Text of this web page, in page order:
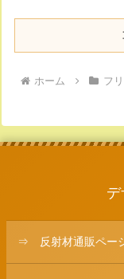
ホーム フ
デ
⇒ 反射材通販ペー